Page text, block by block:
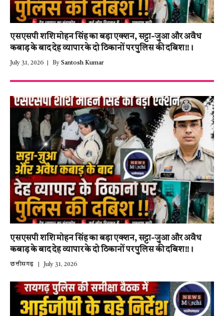
एसएसपी शशि मोहन सिंह का बड़ा एक्शन, सट्टा-जुआ और अवैध
कबाड़ के बाद देह व्यापार के दो ठिकानों पर पुलिस की दबिश!!।
July 31, 2026 By Santosh Kumar
एसएसपी शशि मोहन सिंह का बड़ा एक्शन, सट्टा-जुआ और अवैध
कबाड़ के बाद देह व्यापार के दो ठिकानों पर पुलिस की दबिश!!।
छत्तीसगढ़ July 31, 2026